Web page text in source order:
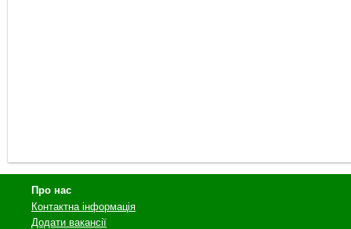
Про нас
Контактна інформація
Додати вакансії